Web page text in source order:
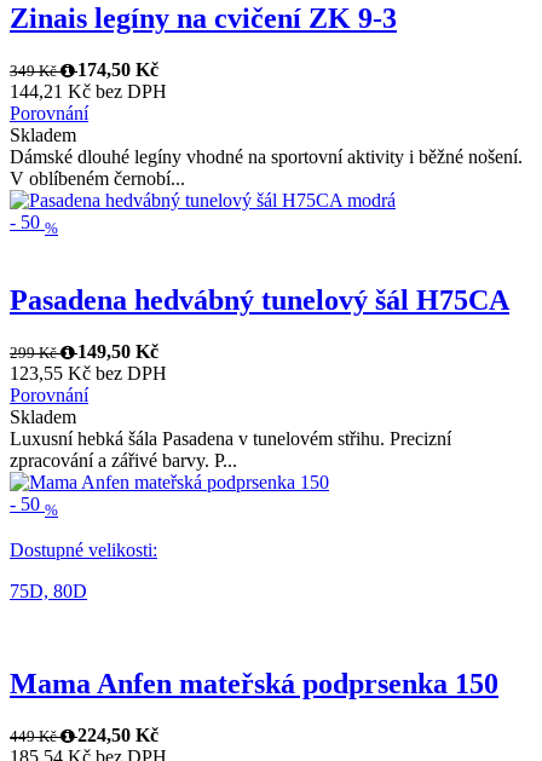
Zinais legíny na cvičení ZK 9-3
349 Kč
174,50 Kč
144,21 Kč bez DPH
Porovnání
Skladem
Dámské dlouhé legíny vhodné na sportovní aktivity i běžné nošení.
V oblíbeném černobí...
- 50 %
Pasadena hedvábný tunelový šál H75CA
299 Kč
149,50 Kč
123,55 Kč bez DPH
Porovnání
Skladem
Luxusní hebká šála Pasadena v tunelovém střihu. Precizní
zpracování a zářivé barvy. P...
- 50 %
Dostupné velikosti:
75D, 80D
Mama Anfen mateřská podprsenka 150
449 Kč
224,50 Kč
185,54 Kč bez DPH